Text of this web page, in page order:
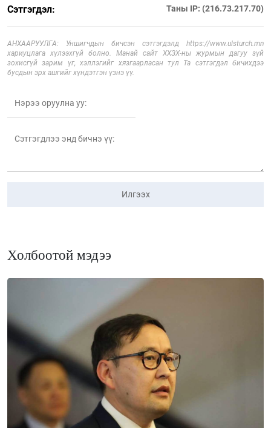
Сэтгэгдэл: Таны IP: (216.73.217.70)
АНХААРУУЛГА: Уншигчдын бичсэн сэтгэгдэлд https://www.ulsturch.mn
хариуцлага хүлээхгүй болно. Манай сайт ХХЗХ-ны журмын дагуу зүй
зохисгүй зарим үг, хэллэгийг хязгаарласан тул Та сэтгэгдэл бичихдээ
бусдын эрх ашгийг хүндэтгэн үзнэ үү.
Илгээх
Холбоотой мэдээ